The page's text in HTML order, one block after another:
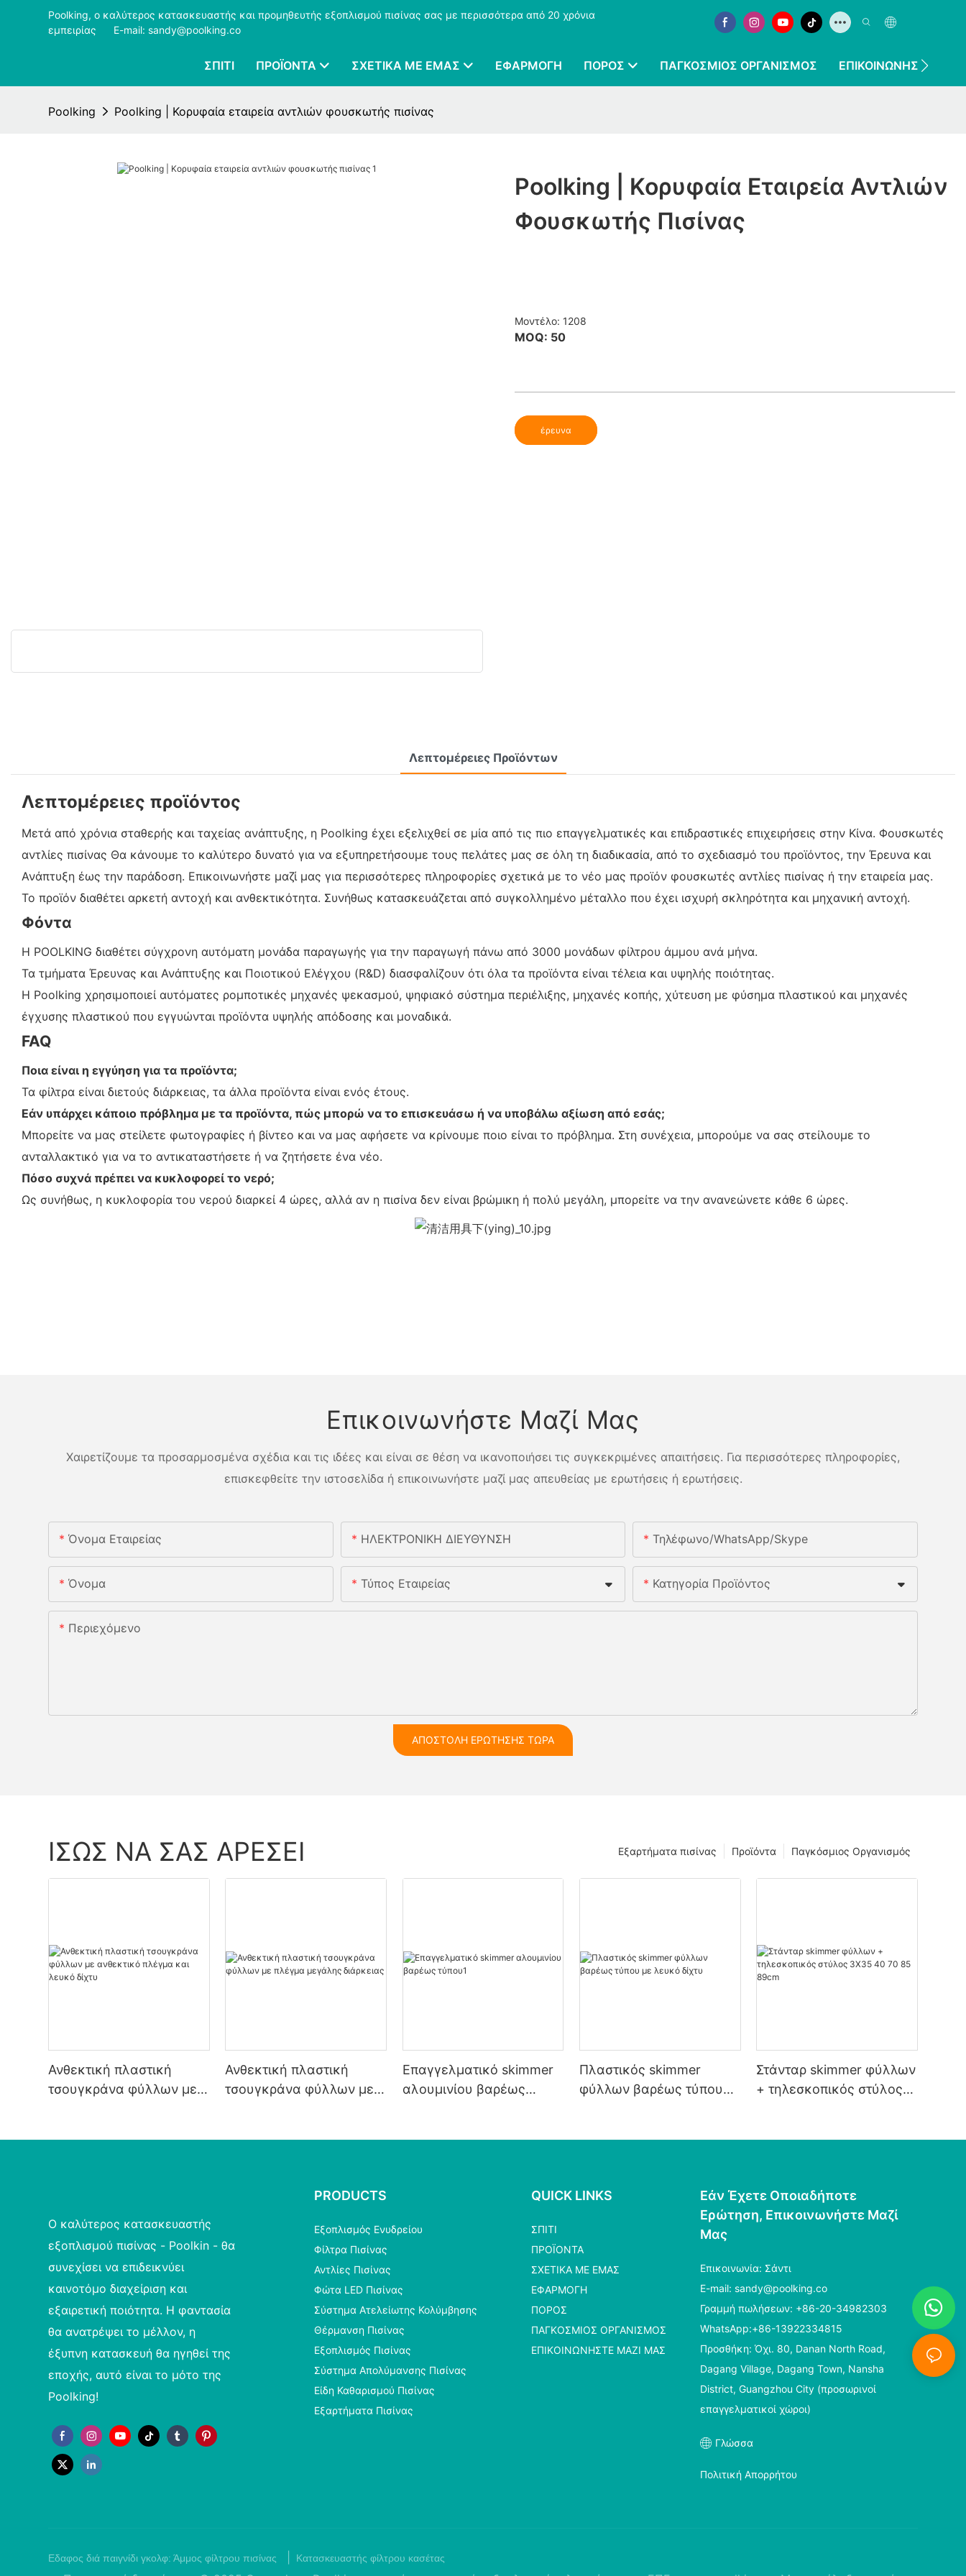
Poolking, ο καλύτερος κατασκευαστής και προμηθευτής εξοπλισμού πισίνας σας με περισσότερα από 20 χρόνια
εμπειρίας
E-mail: sandy@poolking.co
ΣΠΊΤΙ ΠΡΟΪΌΝΤΑ ΣΧΕΤΙΚΆ ΜΕ ΕΜΆΣ ΕΦΑΡΜΟΓΉ ΠΌΡΟΣ ΠΑΓΚΌΣΜΙΟΣ ΟΡΓΑΝΙΣΜΌΣ ΕΠΙΚΟΙΝΩΝΉΣΤΕ
Poolking Poolking | Κορυφαία εταιρεία αντλιών φουσκωτής πισίνας
Poolking | Κορυφαία Εταιρεία Αντλιών
Φουσκωτής Πισίνας
Μοντέλο: 1208
MOQ: 50
έρευνα
Λεπτομέρειες Προϊόντων
Λεπτομέρειες προϊόντος
Μετά από χρόνια σταθερής και ταχείας ανάπτυξης, η Poolking έχει εξελιχθεί σε μία από τις πιο επαγγελματικές και επιδραστικές επιχειρήσεις στην Κίνα. Φουσκωτές
αντλίες πισίνας Θα κάνουμε το καλύτερο δυνατό για να εξυπηρετήσουμε τους πελάτες μας σε όλη τη διαδικασία, από το σχεδιασμό του προϊόντος, την Έρευνα και
Ανάπτυξη έως την παράδοση. Επικοινωνήστε μαζί μας για περισσότερες πληροφορίες σχετικά με το νέο μας προϊόν φουσκωτές αντλίες πισίνας ή την εταιρεία μας.
Το προϊόν διαθέτει αρκετή αντοχή και ανθεκτικότητα. Συνήθως κατασκευάζεται από συγκολλημένο μέταλλο που έχει ισχυρή σκληρότητα και μηχανική αντοχή.
Φόντα
Η POOLKING διαθέτει σύγχρονη αυτόματη μονάδα παραγωγής για την παραγωγή πάνω από 3000 μονάδων φίλτρου άμμου ανά μήνα.
Τα τμήματα Έρευνας και Ανάπτυξης και Ποιοτικού Ελέγχου (R&D) διασφαλίζουν ότι όλα τα προϊόντα είναι τέλεια και υψηλής ποιότητας.
Η Poolking χρησιμοποιεί αυτόματες ρομποτικές μηχανές ψεκασμού, ψηφιακό σύστημα περιέλιξης, μηχανές κοπής, χύτευση με φύσημα πλαστικού και μηχανές
έγχυσης πλαστικού που εγγυώνται προϊόντα υψηλής απόδοσης και μοναδικά.
FAQ
Ποια είναι η εγγύηση για τα προϊόντα;
Τα φίλτρα είναι διετούς διάρκειας, τα άλλα προϊόντα είναι ενός έτους.
Εάν υπάρχει κάποιο πρόβλημα με τα προϊόντα, πώς μπορώ να το επισκευάσω ή να υποβάλω αξίωση από εσάς;
Μπορείτε να μας στείλετε φωτογραφίες ή βίντεο και να μας αφήσετε να κρίνουμε ποιο είναι το πρόβλημα. Στη συνέχεια, μπορούμε να σας στείλουμε το
ανταλλακτικό για να το αντικαταστήσετε ή να ζητήσετε ένα νέο.
Πόσο συχνά πρέπει να κυκλοφορεί το νερό;
Ως συνήθως, η κυκλοφορία του νερού διαρκεί 4 ώρες, αλλά αν η πισίνα δεν είναι βρώμικη ή πολύ μεγάλη, μπορείτε να την ανανεώνετε κάθε 6 ώρες.
Επικοινωνήστε Μαζί Μας
Χαιρετίζουμε τα προσαρμοσμένα σχέδια και τις ιδέες και είναι σε θέση να ικανοποιήσει τις συγκεκριμένες απαιτήσεις. Για περισσότερες πληροφορίες,
επισκεφθείτε την ιστοσελίδα ή επικοινωνήστε μαζί μας απευθείας με ερωτήσεις ή ερωτήσεις.
Όνομα Εταιρείας ΗΛΕΚΤΡΟΝΙΚΗ ΔΙΕΥΘΥΝΣΗ Τηλέφωνο/whatsApp/skype
Όνομα Τύπος Εταιρείας Κατηγορία Προϊόντος
Περιεχόμενο
ΑΠΟΣΤΟΛΉ ΕΡΏΤΗΣΗΣ ΤΏΡΑ
ΊΣΩΣ ΝΑ ΣΑΣ ΑΡΈΣΕΙ Παγκόσμιος Οργανισμός
Προϊόντα
Εξαρτήματα πισίνας
Ανθεκτική πλαστική
τσουγκράνα φύλλων με
Ανθεκτική πλαστική
τσουγκράνα φύλλων με
Επαγγελματικό skimmer
αλουμινίου βαρέως
Πλαστικός skimmer
φύλλων βαρέως τύπου
Στάνταρ skimmer φύλλων
+ τηλεσκοπικός στύλος
Ο καλύτερος κατασκευαστής
εξοπλισμού πισίνας - Poolkin - θα
συνεχίσει να επιδεικνύει
καινοτόμο διαχείριση και
εξαιρετική ποιότητα. Η φαντασία
θα ανατρέψει το μέλλον, η
έξυπνη κατασκευή θα ηγηθεί της
εποχής, αυτό είναι το μότο της
Poolking!
PRODUCTS
Εξοπλισμός Ενυδρείου
Φίλτρα Πισίνας
Αντλίες Πισίνας
Φώτα LED Πισίνας
Σύστημα Ατελείωτης Κολύμβησης
Θέρμανση Πισίνας
Εξοπλισμός Πισίνας
Σύστημα Απολύμανσης Πισίνας
Είδη Καθαρισμού Πισίνας
Εξαρτήματα Πισίνας
QUICK LINKS
ΣΠΊΤΙ
ΠΡΟΪΌΝΤΑ
ΣΧΕΤΙΚΆ ΜΕ ΕΜΆΣ
ΕΦΑΡΜΟΓΉ
ΠΌΡΟΣ
ΠΑΓΚΌΣΜΙΟΣ ΟΡΓΑΝΙΣΜΌΣ
ΕΠΙΚΟΙΝΩΝΉΣΤΕ ΜΑΖΊ ΜΑΣ
Εάν Έχετε Οποιαδήποτε
Ερώτηση, Επικοινωνήστε Μαζί
Μας
Επικοινωνία: Σάντι
E-mail:sandy@poolking.co
Γραμμή πωλήσεων: +86-20-34982303
WhatsApp:+86-13922334815
Προσθήκη: Όχι. 80, Danan North Road,
Dagang Village, Dagang Town, Nansha
District, Guangzhou City (προσωρινοί
επαγγελματικοί χώροι)
Γλώσσα
Πολιτική Απορρήτου
Εδαφος διά παιγνίδι γκολφ:Άμμος φίλτρου πισίνας Κατασκευαστής φίλτρου κασέτας